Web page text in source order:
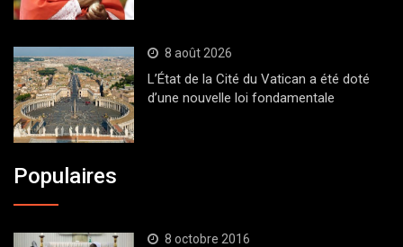
8 août 2026
L’État de la Cité du Vatican a été doté
d’une nouvelle loi fondamentale
Populaires
8 octobre 2016